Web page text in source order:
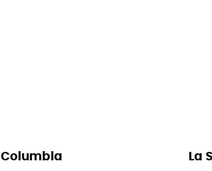
Columbia La